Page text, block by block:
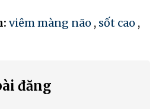
viêm màng não , sốt cao ,
đăng